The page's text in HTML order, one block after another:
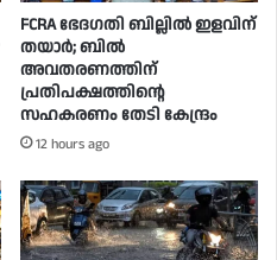
FCRA ഭേദഗതി ബില്ലിൽ ഇളവിന്
തയാർ; ബിൽ
അവതരണത്തിന്
പ്രതിപക്ഷത്തിന്റെ
സഹകരണം തേടി കേന്ദ്രം
12 hours ago